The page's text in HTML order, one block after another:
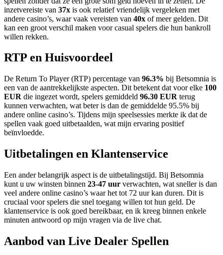
inzetvereiste van 37x is ook relatief vriendelijk vergeleken met
andere casino’s, waar vaak vereisten van 40x of meer gelden. Dit
kan een groot verschil maken voor casual spelers die hun bankroll
willen rekken.
RTP en Huisvoordeel
De Return To Player (RTP) percentage van 96.3% bij Betsomnia is
een van de aantrekkelijkste aspecten. Dit betekent dat voor elke 100
EUR die ingezet wordt, spelers gemiddeld 96.30 EUR terug
kunnen verwachten, wat beter is dan de gemiddelde 95.5% bij
andere online casino’s. Tijdens mijn speelsessies merkte ik dat de
spellen vaak goed uitbetaalden, wat mijn ervaring positief
beïnvloedde.
Uitbetalingen en Klantenservice
Een ander belangrijk aspect is de uitbetalingstijd. Bij Betsomnia
kunt u uw winsten binnen 23-47 uur verwachten, wat sneller is dan
veel andere online casino’s waar het tot 72 uur kan duren. Dit is
cruciaal voor spelers die snel toegang willen tot hun geld. De
klantenservice is ook goed bereikbaar, en ik kreeg binnen enkele
minuten antwoord op mijn vragen via de live chat.
Aanbod van Live Dealer Spellen